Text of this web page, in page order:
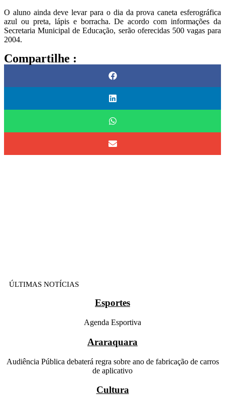
O aluno ainda deve levar para o dia da prova caneta esferográfica
azul ou preta, lápis e borracha. De acordo com informações da
Secretaria Municipal de Educação, serão oferecidas 500 vagas para
2004.
Compartilhe :
ÚLTIMAS NOTÍCIAS
Esportes
Agenda Esportiva
Araraquara
Audiência Pública debaterá regra sobre ano de fabricação de carros
de aplicativo
Cultura